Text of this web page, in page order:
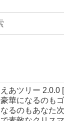
えあツリー 2.0.0
豪華になるのも
なるのもあなた